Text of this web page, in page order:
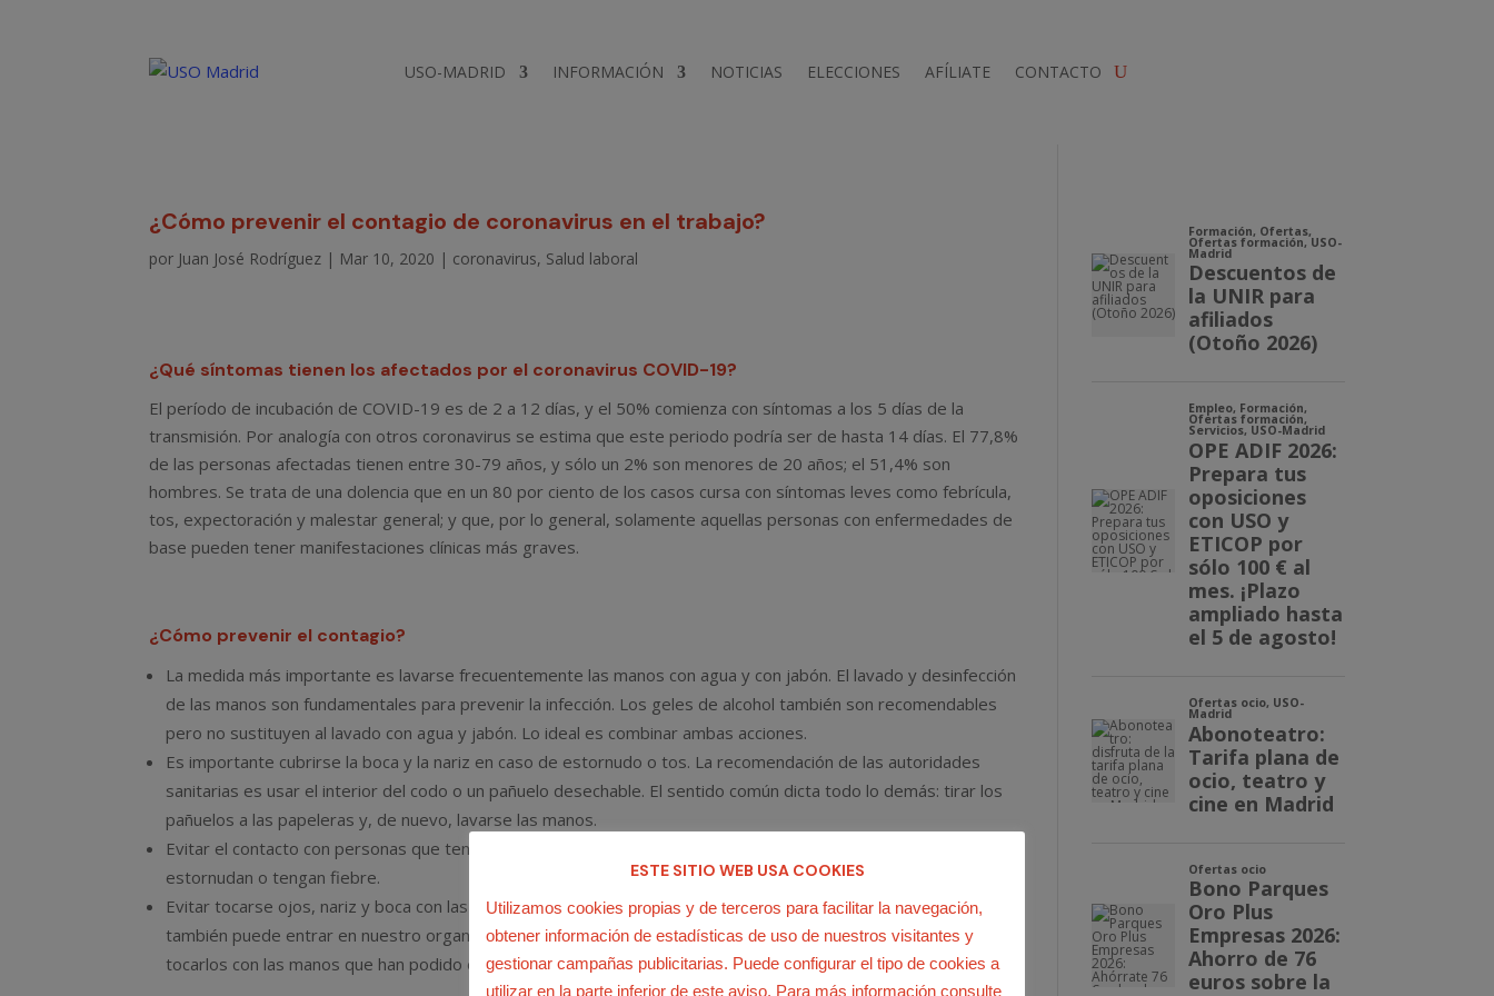
USO-MADRID INFORMACIÓN NOTICIAS ELECCIONES AFÍLIATE CONTACTO
¿Cómo prevenir el contagio de coronavirus en el trabajo?
por Juan José Rodríguez | Mar 10, 2020 | coronavirus, Salud laboral
¿Qué síntomas tienen los afectados por el coronavirus COVID-19?
El período de incubación de COVID-19 es de 2 a 12 días, y el 50% comienza con síntomas a los 5 días de la
transmisión. Por analogía con otros coronavirus se estima que este periodo podría ser de hasta 14 días. El 77,8%
de las personas afectadas tienen entre 30-79 años, y sólo un 2% son menores de 20 años; el 51,4% son
hombres. Se trata de una dolencia que en un 80 por ciento de los casos cursa con síntomas leves como febrícula,
tos, expectoración y malestar general; y que, por lo general, solamente aquellas personas con enfermedades de
base pueden tener manifestaciones clínicas más graves.
¿Cómo prevenir el contagio?
La medida más importante es lavarse frecuentemente las manos con agua y con jabón. El lavado y desinfección
de las manos son fundamentales para prevenir la infección. Los geles de alcohol también son recomendables
pero no sustituyen al lavado con agua y jabón. Lo ideal es combinar ambas acciones.
Es importante cubrirse la boca y la nariz en caso de estornudo o tos. La recomendación de las autoridades
sanitarias es usar el interior del codo o un pañuelo desechable. El sentido común dicta todo lo demás: tirar los
pañuelos a las papeleras y, de nuevo, lavarse las manos.
Evitar el contacto con personas que tengan infecciones respiratorias agudas, en particular cuando tosen,
estornudan o tengan fiebre.
Evitar tocarse ojos, nariz y boca con las manos. El virus se transmite principalmente por vía respiratoria, pero
también puede entrar en nuestro organismo a través de los ojos, la nariz y la boca, por tanto debemos evitar
tocarlos con las manos que han podido estar en contacto con superficies contaminadas.
ESTE SITIO WEB USA COOKIES
Utilizamos cookies propias y de terceros para facilitar la navegación,
obtener información de estadísticas de uso de nuestros visitantes y
gestionar campañas publicitarias. Puede configurar el tipo de cookies a
utilizar en la parte inferior de este aviso. Para más información consulte